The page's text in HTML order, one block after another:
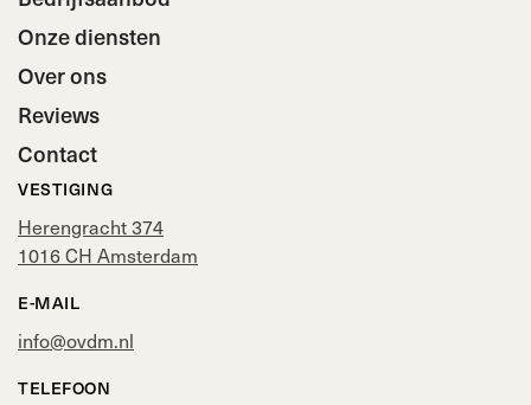
Onze diensten
Over ons
Reviews
Contact
VESTIGING
Herengracht 374
1016 CH Amsterdam
E-MAIL
info@ovdm.nl
TELEFOON